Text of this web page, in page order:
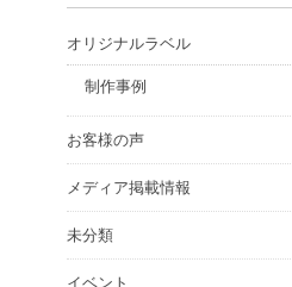
オリジナルラベル
制作事例
お客様の声
メディア掲載情報
未分類
イベント